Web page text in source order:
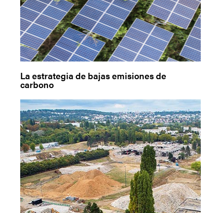
La estrategia de bajas emisiones de
carbono